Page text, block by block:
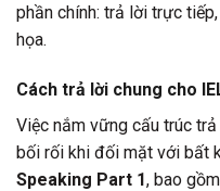
phần chính: trả lời trực
họa.
Cách trả lời chung cho
Việc nắm vững cấu trúc
bối rối khi đối mặt với bất
Speaking Part 1, bao